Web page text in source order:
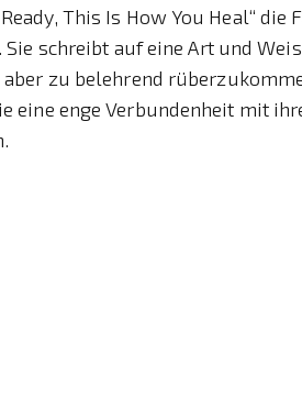
This Is How You Heal“
schreibt auf eine Art und
zu belehrend
eine enge Verbundenheit mit